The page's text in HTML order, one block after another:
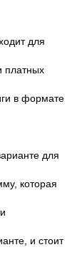
для
платных
в формате
для
которая
и стоит